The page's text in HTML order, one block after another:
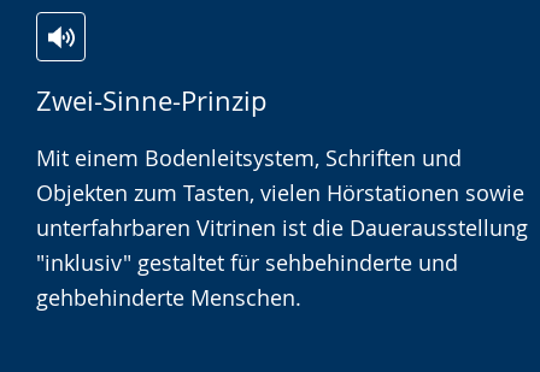
Zwei-Sinne-Prinzip
Leichten
Sprache
wechseln.
Audio-
Unterstützung.
Video
in
Deutscher
Gebärdensprache
wird
angezeigt.
Mit einem Bodenleitsystem, Schriften und
Objekten zum Tasten, vielen Hörstationen sowie
unterfahrbaren Vitrinen ist die Dauerausstellung
"inklusiv" gestaltet für sehbehinderte und
gehbehinderte Menschen.